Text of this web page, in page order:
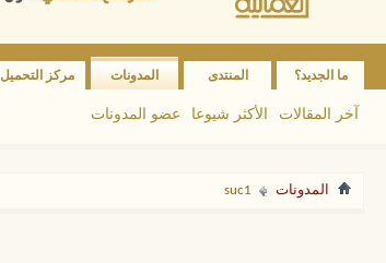
ما الجديد؟ المنتدى المدونات
آخر المقالات الأكثر شيوعا عضو المدونات
مركز التحميل
المدونات suc1